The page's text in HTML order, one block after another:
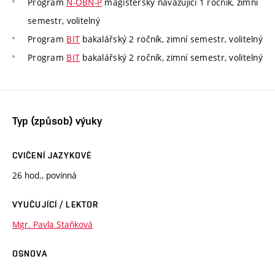
semestr, volitelný
Program BIT bakalářský 2 ročník, zimní semestr, volitelný
Program BIT bakalářský 2 ročník, zimní semestr, volitelný
Typ (způsob) výuky
CVIČENÍ JAZYKOVÉ
26 hod., povinná
VYUČUJÍCÍ / LEKTOR
Mgr. Pavla Staňková
OSNOVA